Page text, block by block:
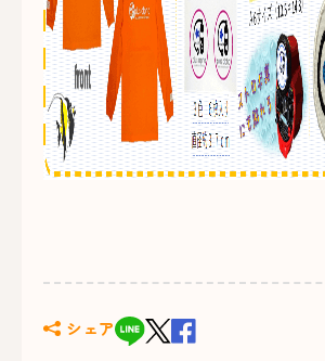
シェア